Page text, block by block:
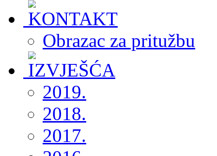
Obrazac za pritužbu
2019.
2018.
2017.